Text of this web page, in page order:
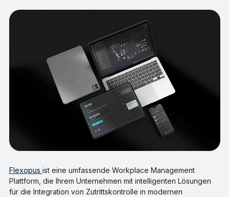
Flexopus ist eine umfassende Workplace Management
Plattform, die Ihrem Unternehmen mit intelligenten Lösungen
für die Integration von Zutrittskontrolle in modernen